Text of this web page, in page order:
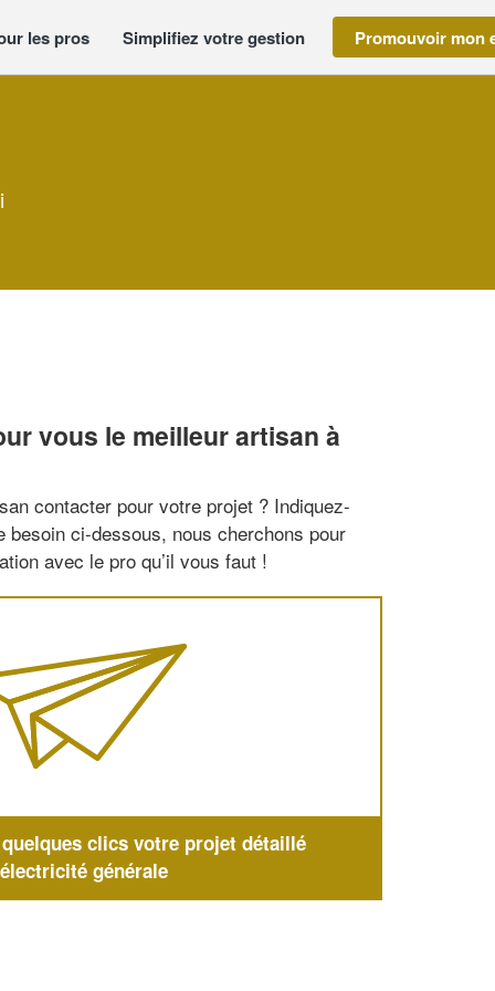
les pros Simplifiez votre gestion Promouvoir mon
vous le meilleur artisan à
contacter pour votre projet ? Indiquez-
besoin ci-dessous, nous cherchons pour
avec le pro qu’il vous faut !
clics votre projet détaillé
générale